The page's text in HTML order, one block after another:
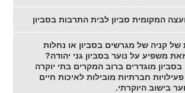
המקומית סביון לבית התרבות בסביון
קניה של מגרשים בסביון או נחלות
משפיע על נוער בסביון גני יהודה?
מוגדרים ברוב המקרים בתי יוקרה
חברתיות מובילות לאיכות חיים
בישוב היוקרתי.